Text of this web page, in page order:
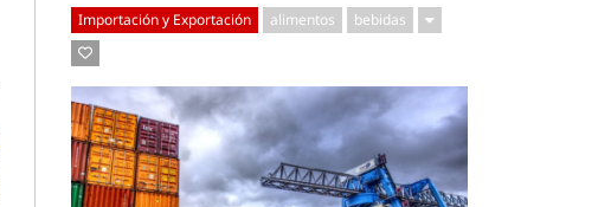
Importación y Exportación alimentos bebidas